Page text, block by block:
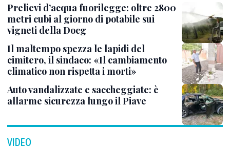
Prelievi d’acqua fuorilegge: oltre 2800
metri cubi al giorno di potabile sui
vigneti della Docg
Il maltempo spezza le lapidi del
cimitero, il sindaco: «Il cambiamento
climatico non rispetta i morti»
Auto vandalizzate e saccheggiate: è
allarme sicurezza lungo il Piave
VIDEO